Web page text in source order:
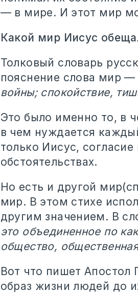
— в мире. И этот мир
Какой мир Иисус
Толковый словарь
пояснение слова мир —
войны; спокойствие,
Это было именно то, в
в чем нуждается
только Иисус,
обстоятельствах.
Но есть и другой
мир. В этом стихе
другим значением. В
это объединенное по
общество,
Вот что пишет Апостол
образ жизни людей до